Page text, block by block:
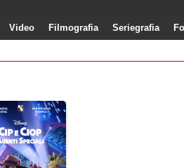
Video Filmografia Seriegrafia